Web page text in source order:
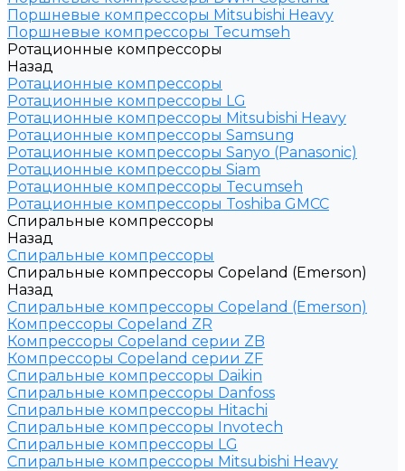
Поршневые компрессоры Mitsubishi Heavy
Поршневые компрессоры Tecumseh
Ротационные компрессоры
Назад
Ротационные компрессоры
Ротационные компрессоры LG
Ротационные компрессоры Mitsubishi Heavy
Ротационные компрессоры Samsung
Ротационные компрессоры Sanyo (Panasonic)
Ротационные компрессоры Siam
Ротационные компрессоры Tecumseh
Ротационные компрессоры Toshiba GMCC
Спиральные компрессоры
Назад
Спиральные компрессоры
Спиральные компрессоры Copeland (Emerson)
Назад
Спиральные компрессоры Copeland (Emerson)
Компрессоры Copeland ZR
Компрессоры Copeland серии ZB
Компрессоры Copeland серии ZF
Спиральные компрессоры Daikin
Спиральные компрессоры Danfoss
Спиральные компрессоры Hitachi
Спиральные компрессоры Invotech
Спиральные компрессоры LG
Спиральные компрессоры Mitsubishi Heavy